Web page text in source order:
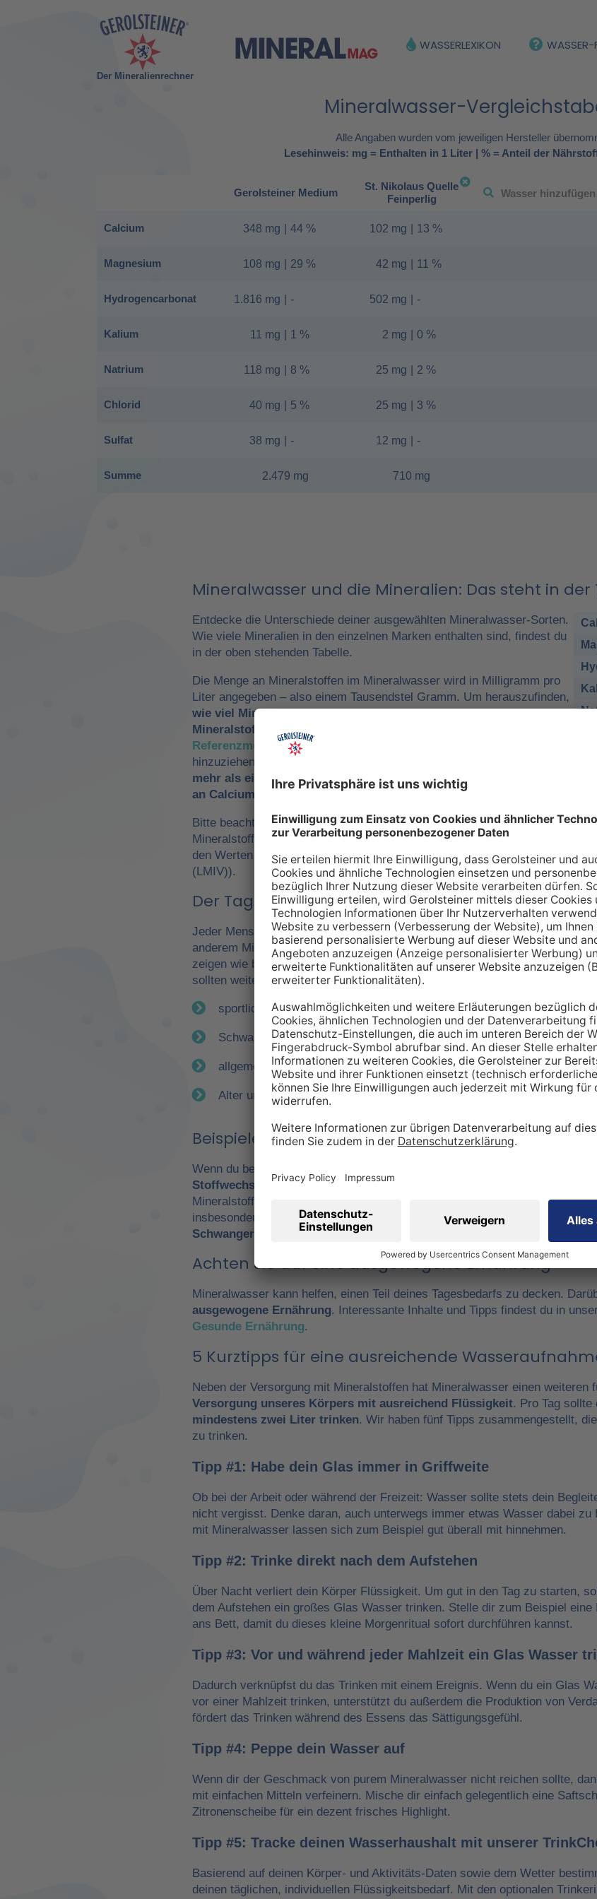
Der Mineralienrechner
WASSERLEXIKON WASSER-
Mineralwasser-
Alle Angaben wurden vom jeweiligen Hersteller
Lesehinweis: mg = Enthalten in 1 Liter | % = Anteil der
Calcium
Magnesium
Hydrogencarbonat
Kalium
Natrium
Chlorid
Sulfat
Summe
Gerolsteiner Medium
348 mg 44 %
108 mg 29 %
1.816 mg -
11 mg 1 %
118 mg 8 %
40 mg 5 %
38 mg -
2.479 mg
St. Nikolaus Quelle
Feinperlig
102 mg 13 %
42 mg 11 %
502 mg -
2 mg 0 %
25 mg 2 %
25 mg 3 %
12 mg -
710 mg
Mineralwasser und die Mineralien: Das steht in der
Entdecke die Unterschiede deiner ausgewählten Mineralwasser-Sorten.
Wie viele Mineralien in den einzelnen Marken enthalten sind, findest du
in der oben stehenden Tabelle.
Die Menge an Mineralstoffen im Mineralwasser wird in Milligramm pro
Liter angegeben – also einem Tausendstel Gramm. Um herauszufinden,
wie viel Mineralwasser man für eine ausreichende
Mineralstoffzufuhrzu sich nehmen muss, kann man die
Referenzmengen für die tägliche Zufuhr von Mineralstoffen
hinzuziehen. So würde zum Beispiel
mehr als ein Drittel des empfohlenen Nährstoffbezugwerts (NRV)
an Calcium und Magnesium
Bitte beachte, dass es sich bei den Angaben in der Tabelle zu den
Mineralstoffen um Referenzwertehandelt. Wir orientieren uns dabei an
den Werten der Europäischen Union (EU-Verordnung Nr. 1169/2011
(LMIV)).
Der Tagesbedarf an Mineralien – so individuell wie
Jeder Mensch hat einen individuellen Bedarf an Mineralstoffen, der über
anderem Mineralwasser, gedeckt werden kann. Die Inhaltsstoffe, die in
zeigen wie bereits erwähnt lediglich einen Richtwert. Um den tatsächlichen
sollten weitere Faktoren miteinbezogen werden:
sportliche Betätigung
Schwangerschaft
allgemeiner Gesundheitszustand
Alter und Geschlecht
Beispiele für einen Mehrbedarf an Mineralstoffen
Wenn du beispielsweise viel
Stoffwechsel
. Daraus ergibt sich ein höherer Bedarf an Nährstoffen wie
Mineralstoffen. Gerade Natrium, Calcium oder Magnesium sind in diesem
insbesondere Leistungssportler auf eine ausreichende Zufuhr achtgeben.
Schwangerschaft
wichtig, den veränderten Bedarf zu berücksichtigen.
Achten Sie auf eine ausgewogene Ernährung
Mineralwasser kann helfen, einen Teil deines Tagesbedarfs zu decken.
ausgewogene Ernährung. Interessante Inhalte und Tipps findest du in
Gesunde Ernährung.
5 Kurztipps für eine ausreichende
Neben der Versorgung mit Mineralstoffen hat Mineralwasser einen weiteren
Versorgung unseres Körpers mit ausreichend Flüssigkeit. Pro Tag sollte
mindestens zwei Liter trinken. Wir haben fünf Tipps zusammengestellt,
zu trinken.
Tipp #1: Habe dein Glas immer in Griffweite
Ob bei der Arbeit oder während der Freizeit: Wasser sollte stets dein
nicht vergisst. Denke daran, auch unterwegs immer etwas Wasser dabei zu
mit Mineralwasser lassen sich zum Beispiel gut überall mit hinnehmen.
Tipp #2: Trinke direkt nach dem Aufstehen
Über Nacht verliert dein Körper Flüssigkeit. Um gut in den Tag zu starten,
dem Aufstehen ein großes Glas Wasser trinken. Stelle dir zum Beispiel
ans Bett, damit du dieses kleine Morgenritual sofort durchführen kannst.
Tipp #3: Vor und während jeder Mahlzeit ein Glas Wasser
Dadurch verknüpfst du das Trinken mit einem Ereignis. Wenn du ein Glas
vor einer Mahlzeit trinken, unterstützt du außerdem die Produktion von
fördert das Trinken während des Essens das Sättigungsgefühl.
Tipp #4: Peppe dein Wasser auf
Wenn dir der Geschmack von purem Mineralwasser nicht reichen sollte,
mit einfachen Mitteln verfeinern. Mische dir einfach gelegentlich eine
Zitronenscheibe für ein dezent frisches Highlight.
Tipp #5: Tracke deinen Wasserhaushalt mit unserer
Basierend auf deinen Körper- und Aktivitäts-Daten sowie dem Wetter
deinen täglichen, individuellen Flüssigkeitsbedarf. Mit den optionalen